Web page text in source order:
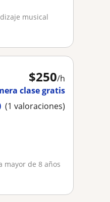
musical
$250/h
clase gratis
(1 valoraciones)
mayor de 8 años